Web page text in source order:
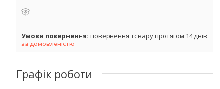
повернення товару протягом 14 днів
за домовленістю
Графік роботи